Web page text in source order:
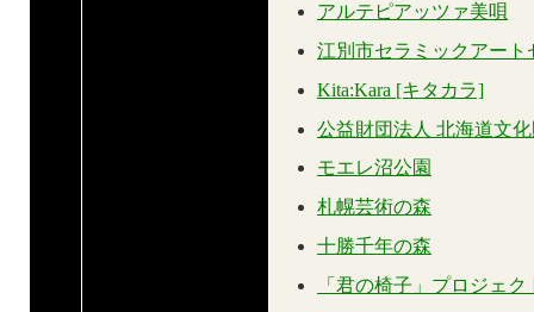
アルテピアッツァ美唄
江別市セラミックアート
Kita:Kara [キタカラ]
公益財団法人 北海道文
モエレ沼公園
札幌芸術の森
十勝千年の森
「君の椅子」プロジェク